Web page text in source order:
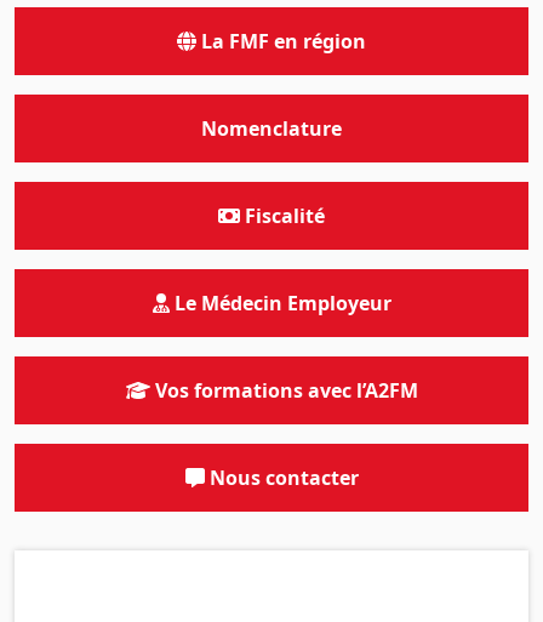
La FMF en région
Nomenclature
Fiscalité
Le Médecin Employeur
Vos formations avec l’A2FM
Nous contacter